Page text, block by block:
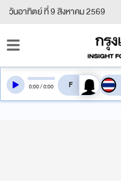
วันอาทิตย์ ที่ 9 สิงหาคม 2569
0:00/0:00 สลับเสียงอ่าน